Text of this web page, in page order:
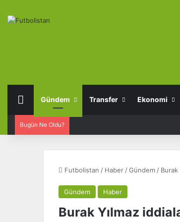
Anasayfa
Gündem Transfer Ekonomi
Bugün Ne Oldu?
Futbolistan / Haber /Gündem /
Gündem Haber
Burak Yılmaz